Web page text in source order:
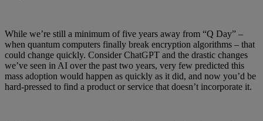
While we’re still a minimum of five years away from “Q Day” –
when quantum computers finally break encryption algorithms – that
could change quickly. Consider ChatGPT and the drastic changes
we’ve seen in AI over the past two years, very few predicted this
mass adoption would happen as quickly as it did, and now you’d be
hard-pressed to find a product or service that doesn’t incorporate it.